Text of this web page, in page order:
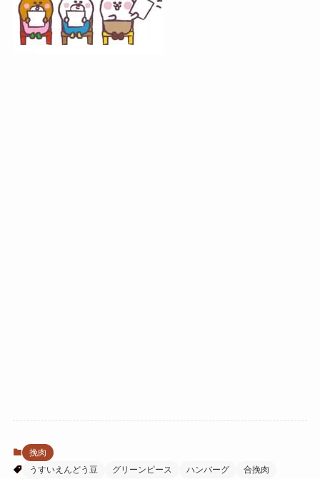
挽肉
うすいえんどう豆
グリーンピース ハンバーグ
合挽肉